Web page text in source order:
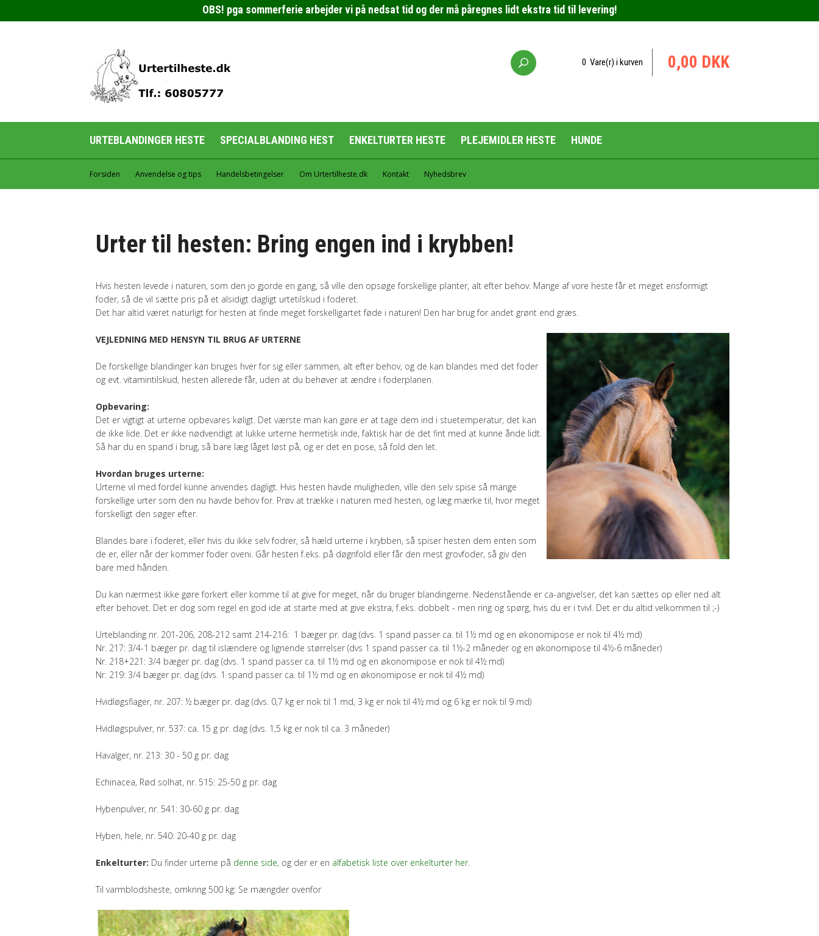
OBS! pga sommerferie arbejder vi på nedsat tid og der må påregnes lidt ekstra tid til levering!
0 Vare(r) i kurven 0,00 DKK
URTEBLANDINGER HESTE SPECIALBLANDING HEST ENKELTURTER HESTE PLEJEMIDLER HESTE HUNDE
Forsiden Anvendelse og tips Handelsbetingelser Om Urtertilheste.dk Kontakt Nyhedsbrev
Urter til hesten: Bring engen ind i krybben!
Hvis hesten levede i naturen, som den jo gjorde en gang, så ville den opsøge forskellige planter, alt efter behov. Mange af vore heste får et meget ensformigt
foder, så de vil sætte pris på et alsidigt dagligt urtetilskud i foderet.
Det har altid været naturligt for hesten at finde meget forskelligartet føde i naturen! Den har brug for andet grønt end græs.
VEJLEDNING MED HENSYN TIL BRUG AF URTERNE
De forskellige blandinger kan bruges hver for sig eller sammen, alt efter behov, og de kan blandes med det foder
og evt. vitamintilskud, hesten allerede får, uden at du behøver at ændre i foderplanen.
Opbevaring:
Det er vigtigt at urterne opbevares køligt. Det værste man kan gøre er at tage dem ind i stuetemperatur, det kan
de ikke lide. Det er ikke nødvendigt at lukke urterne hermetisk inde, faktisk har de det fint med at kunne ånde lidt.
Så har du en spand i brug, så bare læg låget løst på, og er det en pose, så fold den let.
Hvordan bruges urterne:
Urterne vil med fordel kunne anvendes dagligt. Hvis hesten havde muligheden, ville den selv spise så mange
forskellige urter som den nu havde behov for. Prøv at trække i naturen med hesten, og læg mærke til, hvor meget
forskelligt den søger efter.
Blandes bare i foderet, eller hvis du ikke selv fodrer, så hæld urterne i krybben, så spiser hesten dem enten som
de er, eller når der kommer foder oveni. Går hesten f.eks. på døgnfold eller får den mest grovfoder, så giv den
bare med hånden.
Du kan nærmest ikke gøre forkert eller komme til at give for meget, når du bruger blandingerne. Nedenstående er ca-angivelser, det kan sættes op eller ned alt
efter behovet. Det er dog som regel en god ide at starte med at give ekstra, f.eks. dobbelt - men ring og spørg, hvis du er i tvivl. Det er du altid velkommen til ;-)
Urteblanding nr. 201-206, 208-212 samt 214-216: 1 bæger pr. dag (dvs. 1 spand passer ca. til 1½ md og en økonomipose er nok til 4½ md)
Nr. 217: 3/4-1 bæger pr. dag til islændere og lignende størrelser (dvs 1 spand passer ca. til 1½-2 måneder og en økonomipose til 4½-6 måneder)
Nr. 218+221: 3/4 bæger pr. dag (dvs. 1 spand passer ca. til 1½ md og en økonomipose er nok til 4½ md)
Nr. 219: 3/4 bæger pr. dag (dvs. 1 spand passer ca. til 1½ md og en økonomipose er nok til 4½ md)
Hvidløgsflager, nr. 207: ½ bæger pr. dag (dvs. 0,7 kg er nok til 1 md, 3 kg er nok til 4½ md og 6 kg er nok til 9 md)
Hvidløgspulver, nr. 537: ca. 15 g pr. dag (dvs. 1,5 kg er nok til ca. 3 måneder)
Havalger, nr. 213: 30 - 50 g pr. dag
Echinacea, Rød solhat, nr. 515: 25-50 g pr. dag
Hybenpulver, nr. 541: 30-60 g pr. dag
Hyben, hele, nr. 540: 20-40 g pr. dag
Enkelturter: Du finder urterne på denne side, og der er en alfabetisk liste over enkelturter her.
Til varmblodsheste, omkring 500 kg: Se mængder ovenfor